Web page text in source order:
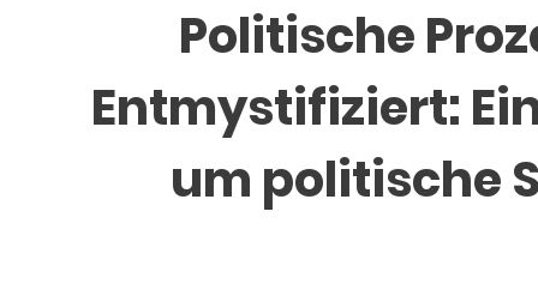
Politische
Entmystifiziert:
um politische